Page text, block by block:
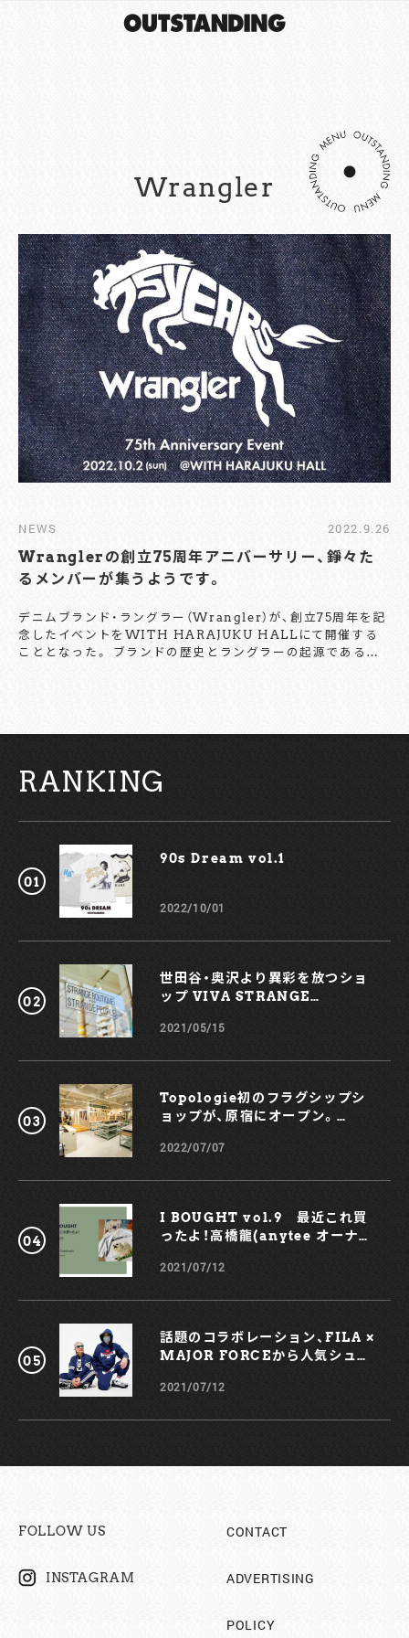
Wrangler
NEWS 2022.9.26
Wranglerの創立75周年アニバーサリー、錚々た
るメンバーが集うようです。
デニムブランド・ラングラー（Wrangler）が、創立75周年を記
念したイベントをWITH HARAJUKU HALLにて開催する
こととなった。 ブランドの歴史とラングラーの起源であるカ
ン上田歩武が刺繍を施したコラボレーションアイテムなども
販売される、一大イベントとなっている。 開催日は、10月2日
目必須である。ラングラーの75周年を祝いつつ、この日は素敵
なデニムに身を包んでみるのが良さそうだ。 ■Wrangler
75th Anniversary Event
会期：2022年10月2日（日）
会場：WITH HARAJUKU HALL
住所：東京都渋谷区神宮前1-14-30 WITH HARAJUKU 3階
RANKING
90s Dream vol.1￼
2022/10/01
世田谷・奥沢より異彩を放つショ
ップ VIVA STRANGE
2021/05/15
Topologie初のフラグシップシ
ョップが、原宿にオープン。
も！
2022/07/07
I BOUGHT vol.9 最近これ買
ったよ！高橋龍(anytee オーナ
2021/07/12
話題のコラボレーション、FILA ×
MAJOR FORCEから人気シュー
2021/07/12
FOLLOW US
INSTAGRAM
CONTACT
ADVERTISING
POLICY